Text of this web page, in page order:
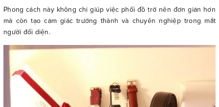
Phong cách này không chỉ giúp việc phối đồ trở nên đơn giản hơn
mà còn tạo cảm giác trưởng thành và chuyên nghiệp trong mắt
người đối diện.